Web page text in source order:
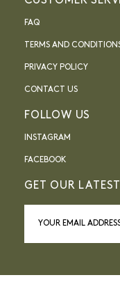
FAQ
TERMS AND
PRIVACY POLICY
CONTACT US
FOLLOW US
INSTAGRAM
FACEBOOK
GET OUR